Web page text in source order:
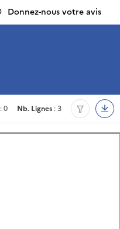
Donnez-nous votre avis
: 0 Nb. Lignes : 3